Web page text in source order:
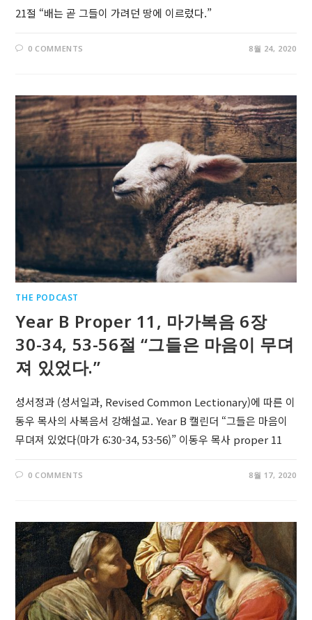
21절 “배는 곧 그들이 가려던 땅에 이르렀다.”
0 COMMENTS 8월 24, 2020
THE PODCAST
Year B Proper 11, 마가복음 6장
30-34, 53-56절 “그들은 마음이 무뎌
져 있었다.”
성서정과 (성서일과, Revised Common Lectionary)에 따른 이
동우 목사의 사복음서 강해설교. Year B 캘린더 “그들은 마음이
무뎌져 있었다(마가 6:30-34, 53-56)” 이동우 목사 proper 11
0 COMMENTS 8월 17, 2020